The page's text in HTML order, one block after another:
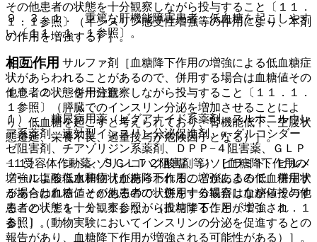
その他患者の状態を十分観察しながら投与すること〔１１．
１．１参照〕（インスリン感受性増強等の作用により、本剤
の作用を増強する）］。
１０）． サルファ剤［血糖降下作用の増強による低血糖症
状があらわれることがあるので、併用する場合は血糖値その
他患者の状態を十分観察しながら投与すること〔１１．１．
１参照〕（膵臓でのインスリン分泌を増加させることによ
り、低血糖を起こすと考えられており、腎機能低下、空腹状
態遷延、栄養不良、過量投与が危険因子となる）］。
１１）． シベンゾリンコハク酸塩、ジソピラミド、ピルメ
ノール塩酸塩水和物［血糖降下作用の増強による低血糖症状
があらわれることがあるので、併用する場合は血糖値その他
患者の状態を十分観察しながら投与すること〔１１．１．１
参照〕（動物実験においてインスリンの分泌を促進するとの
報告があり、血糖降下作用が増強される可能性がある）］。
９．３．１． 重篤な肝機能障害患者：低血糖を起こしやす
い〔１１．１．１参照〕。
相互作用
１０．２． 併用注意：
１）． 糖尿病用薬（ビグアナイド系薬剤、スルホニルウレ
ア系薬剤、速効型インスリン分泌促進剤、α−グルコシダー
ゼ阻害剤、チアゾリジン系薬剤、ＤＰＰ−４阻害薬、ＧＬＰ
−１受容体作動薬、ＳＧＬＴ２阻害剤等）［血糖降下作用の
増強による低血糖症状があらわれることがあるので、併用す
る場合は血糖値その他患者の状態を十分観察しながら投与す
ること〔１１．１．１参照〕（血糖降下作用が増強され
る）］。